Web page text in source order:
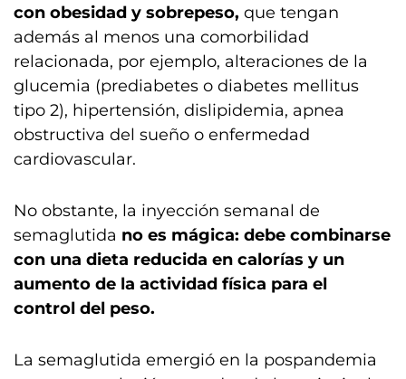
con obesidad y sobrepeso, que tengan
además al menos una comorbilidad
relacionada, por ejemplo, alteraciones de la
glucemia (prediabetes o diabetes mellitus
tipo 2), hipertensión, dislipidemia, apnea
obstructiva del sueño o enfermedad
cardiovascular.
No obstante, la inyección semanal de
semaglutida no es mágica: debe combinarse
con una dieta reducida en calorías y un
aumento de la actividad física para el
control del peso.
La semaglutida emergió en la pospandemia